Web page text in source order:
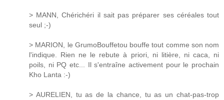
> MANN, Chérichéri il sait pas préparer ses céréales tout
seul ;-)
> MARION, le GrumoBouffetou bouffe tout comme son nom
l'indique. Rien ne le rebute à priori, ni litière, ni caca, ni
poils, ni PQ etc... Il s'entraîne activement pour le prochain
Kho Lanta :-)
> AURELIEN, tu as de la chance, tu as un chat-pas-trop